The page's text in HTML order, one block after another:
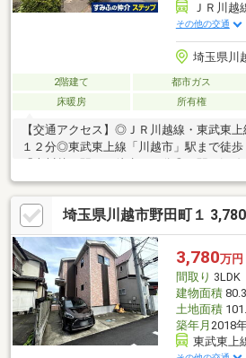
ＪＲ川越
その他の交通
埼玉県川
2階建て 都市ガス
床暖房
所有権
【交通アクセス】◎ＪＲ川越線・東武東
１２分◎東武東上線「川越市」駅まで徒
◎２００８年９月築◎木造瓦ぶき２階建
世帯住宅◎１階部分２ＬＤＫ、２階部分
ぞれにキッチン・浴室・トイレ・洗面室
床暖房◎ウォークインクロゼット◎南西向
埼玉県川越市野田町１
3,780万円
間取り 3LDK
建物面積
土地面積
築年月 2018
東武東上